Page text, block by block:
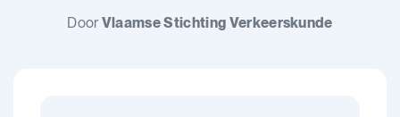
DoorVlaamse Stichting Verkeerskunde